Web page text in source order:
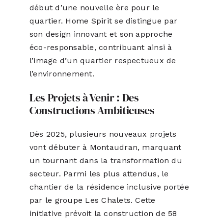
début d’une nouvelle ère pour le
quartier. Home Spirit se distingue par
son design innovant et son approche
éco-responsable, contribuant ainsi à
l’image d’un quartier respectueux de
l’environnement.
Les Projets à Venir : Des
Constructions Ambitieuses
Dès 2025, plusieurs nouveaux projets
vont débuter à Montaudran, marquant
un tournant dans la transformation du
secteur. Parmi les plus attendus, le
chantier de la résidence inclusive portée
par le groupe Les Chalets. Cette
initiative prévoit la construction de 58